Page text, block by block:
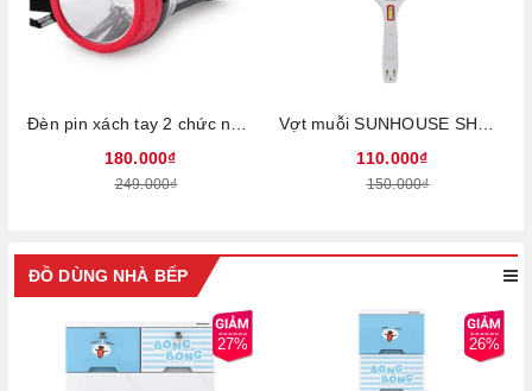
180.000₫
249.000₫
110.000₫
150.000₫
ĐỒ DÙNG NHÀ BẾP
27% 26%